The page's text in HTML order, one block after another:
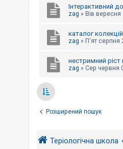
Інтерактивний
zag » Вів
каталог
zag » П'ят серпня
нестримний ріст
zag » Сер червня
Розширений пошук
Теріологічна школа